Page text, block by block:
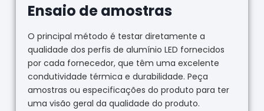
Ensaio de amostras
O principal método é testar diretamente a
qualidade dos perfis de alumínio LED fornecidos
por cada fornecedor, que têm uma excelente
condutividade térmica e durabilidade. Peça
amostras ou especificações do produto para ter
uma visão geral da qualidade do produto.